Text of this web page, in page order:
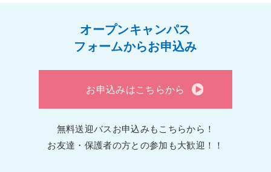
オープンキャンパス
フォームからお申込み
お申込みはこちらから
無料送迎バスお申込みもこちらから！
お友達・保護者の方との参加も大歓迎！！